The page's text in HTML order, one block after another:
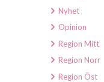
Nyhet
Opinion
Region Mitt
Region Norr
Region Öst